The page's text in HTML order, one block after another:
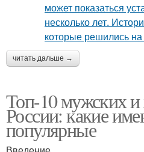
читать дальше →
Топ-10 мужских
России: какие
популярные